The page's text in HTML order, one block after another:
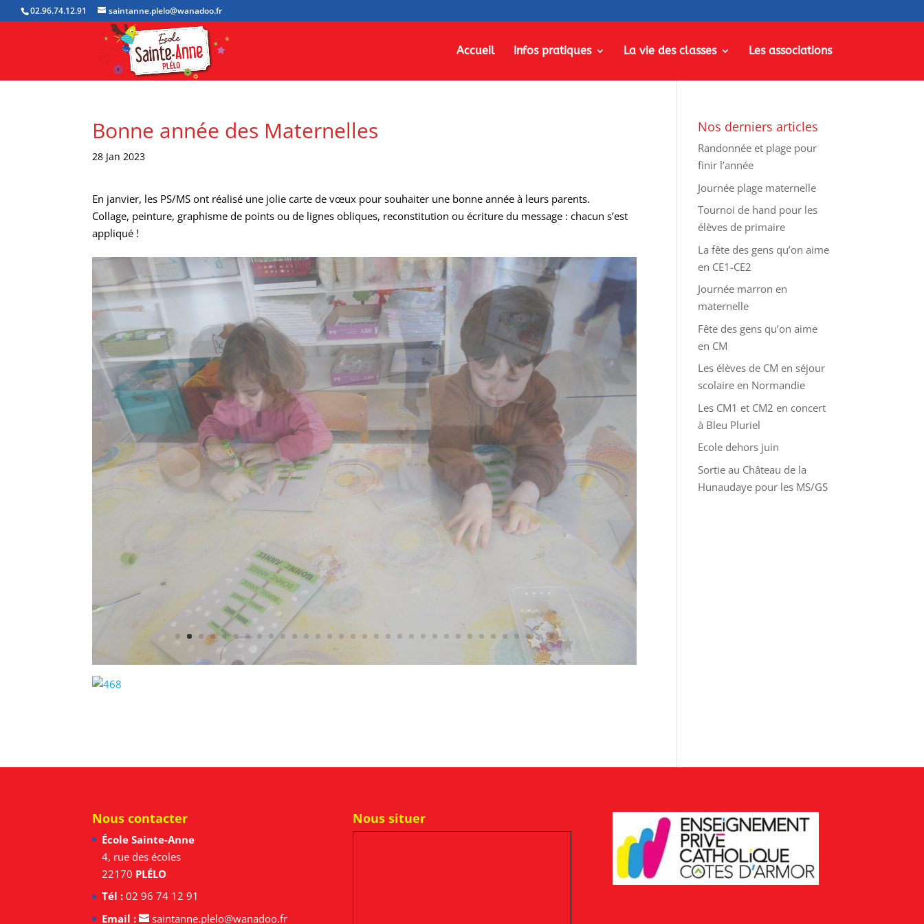
02.96.74.12.91 saintanne.plelo@wanadoo.fr
Accueil Infos pratiques La vie des classes Les associations
Bonne année des Maternelles
28 Jan 2023
En janvier, les PS/MS ont réalisé une jolie carte de vœux pour souhaiter une bonne année à leurs parents.
Collage, peinture, graphisme de points ou de lignes obliques, reconstitution ou écriture du message : chacun s’est
appliqué !
Nos derniers articles
Randonnée et plage pour
finir l’année
Journée plage maternelle
Tournoi de hand pour les
élèves de primaire
La fête des gens qu’on aime
en CE1-CE2
Journée marron en
maternelle
Fête des gens qu’on aime
en CM
Les élèves de CM en séjour
scolaire en Normandie
Les CM1 et CM2 en concert
à Bleu Pluriel
Ecole dehors juin
Sortie au Château de la
Hunaudaye pour les MS/GS
Nous contacter
École Sainte-Anne
4, rue des écoles
22170 PLÉLO
Tél : 02 96 74 12 91
Email :
saintanne.plelo@wanadoo.fr
Nous situer